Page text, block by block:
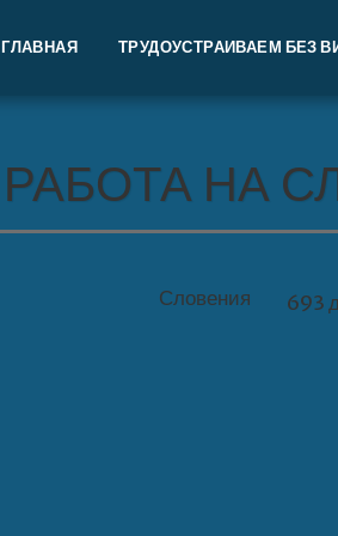
ГЛАВНАЯ ТРУДОУСТРАИВАЕМ БЕЗ
РАБОТА НА
Словения 693